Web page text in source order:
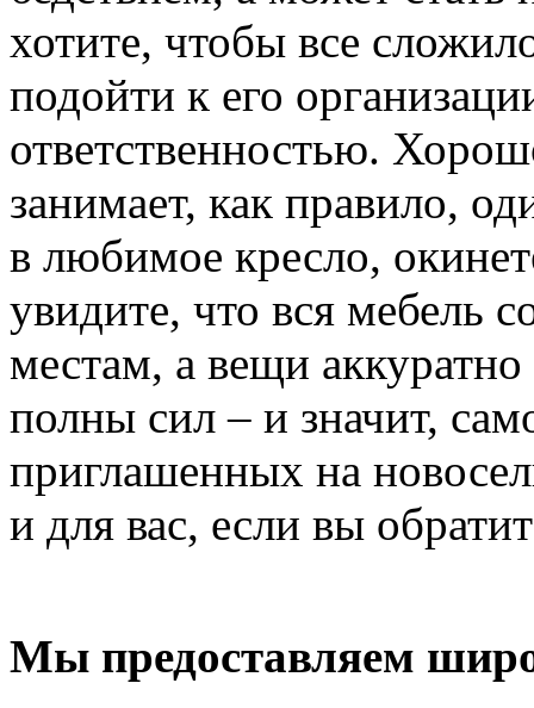
хотите, чтобы все
подойти к его
ответственностью.
занимает, как правило,
в любимое кресло,
увидите, что вся мебель
местам, а вещи
полны сил – и значит,
приглашенных на
и для вас, если вы
Мы предоставляем